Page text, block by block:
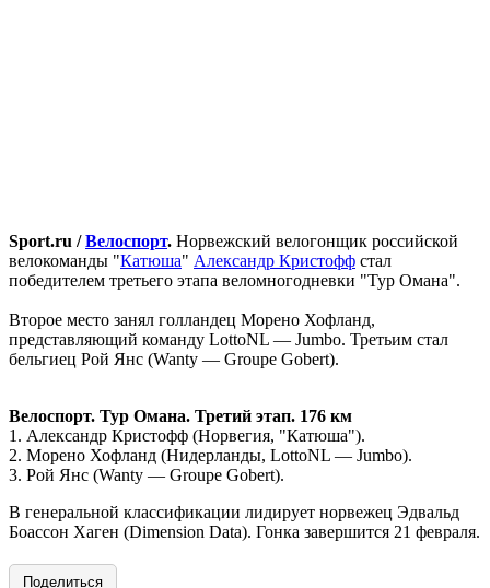
Sport.ru /Велоспорт. Норвежский велогонщик российской
велокоманды "Катюша" Александр Кристофф стал
победителем третьего этапа веломногодневки "Тур Омана".
Второе место занял голландец Морено Хофланд,
представляющий команду LottoNL — Jumbo. Третьим стал
бельгиец Рой Янс (Wanty — Groupe Gobert).
Велоспорт. Тур Омана. Третий этап. 176 км
1. Александр Кристофф (Норвегия, "Катюша").
2. Морено Хофланд (Нидерланды, LottoNL — Jumbo).
3. Рой Янс (Wanty — Groupe Gobert).
В генеральной классификации лидирует норвежец Эдвальд
Боассон Хаген (Dimension Data). Гонка завершится 21 февраля.
Поделиться